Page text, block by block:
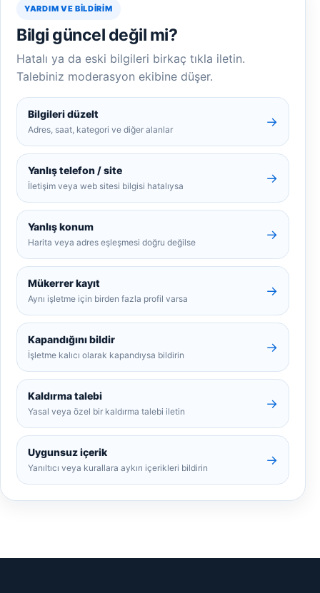
YARDIM VE BILDIRIM
Bilgi güncel değil mi?
Hatalı ya da eski bilgileri birkaç tıkla iletin.
Talebiniz moderasyon ekibine düşer.
Bilgileri düzelt
Adres, saat, kategori ve diğer alanlar
→
Yanlış telefon / site
İletişim veya web sitesi bilgisi hatalıysa
→
Yanlış konum
Harita veya adres eşleşmesi doğru değilse
→
Mükerrer kayıt
Aynı işletme için birden fazla profil varsa
→
Kapandığını bildir
İşletme kalıcı olarak kapandıysa bildirin
→
Kaldırma talebi
Yasal veya özel bir kaldırma talebi iletin
→
Uygunsuz içerik
Yanıltıcı veya kurallara aykırı içerikleri bildirin
→